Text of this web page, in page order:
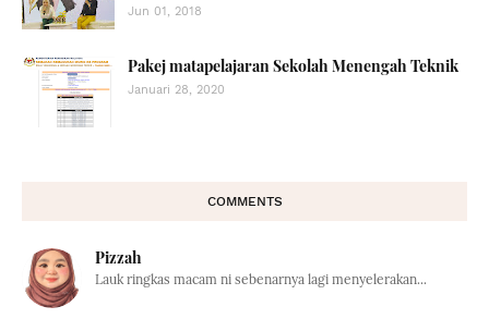
Jun 01, 2018
Pakej matapelajaran Sekolah Menengah Teknik
Januari 28, 2020
COMMENTS
Pizzah
Lauk ringkas macam ni sebenarnya lagi menyelerakan...